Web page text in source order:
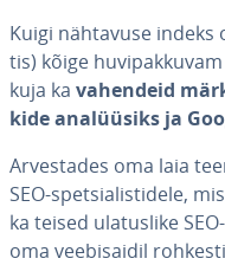
Kuigi nähtavuse
tis) kõige
kuja ka vahendeid
kide ana­lüü­siks ja
Ar­ves­ta­des oma laia
SEO-spet­sia­lis­ti­dele,
ka teised ula­tus­like
oma vee­bi­sai­dil